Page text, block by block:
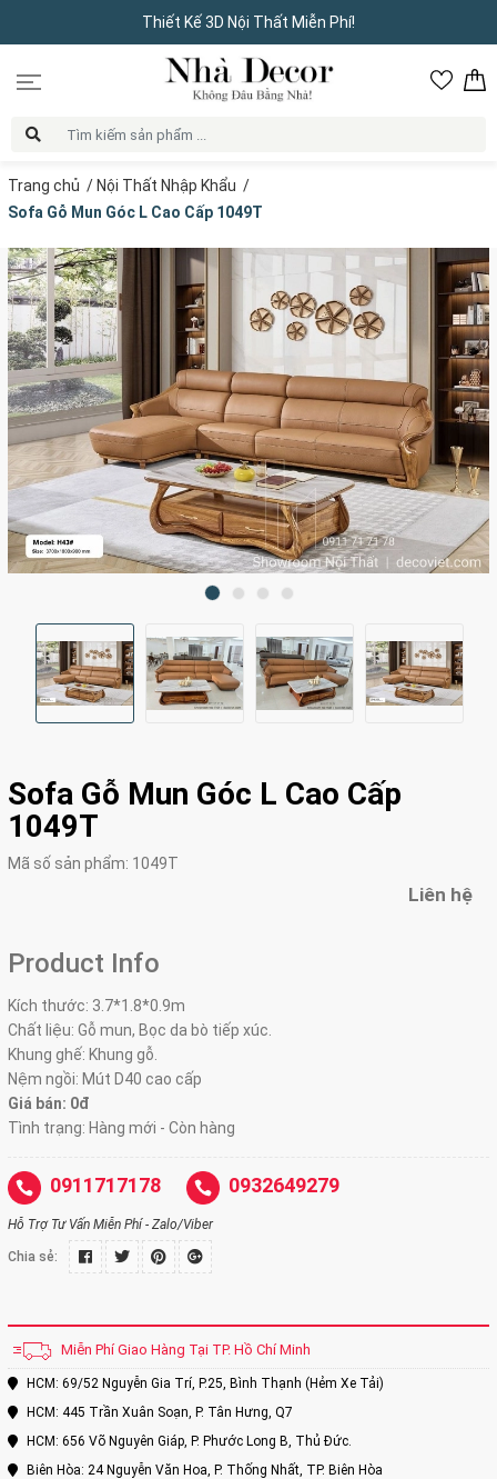
Thiết Kế 3D Nội Thất Miễn Phí!
Trang chủ / Nội Thất Nhập Khẩu /
Sofa Gỗ Mun Góc L Cao Cấp 1049T
Sofa Gỗ Mun Góc L Cao Cấp
1049T
Mã số sản phẩm: 1049T
Liên hệ
Product Info
Kích thước: 3.7*1.8*0.9m
Chất liệu: Gỗ mun, Bọc da bò tiếp xúc.
Khung ghế: Khung gỗ.
Nệm ngồi: Mút D40 cao cấp
Giá bán: 0đ
Tình trạng: Hàng mới - Còn hàng
0911717178 0932649279
Hỗ Trợ Tư Vấn Miễn Phí - Zalo/Viber
Chia sẻ:
Miễn Phí Giao Hàng Tại TP. Hồ Chí Minh
HCM: 69/52 Nguyễn Gia Trí, P.25, Bình Thạnh (Hẻm Xe Tải)
HCM: 445 Trần Xuân Soạn, P. Tân Hưng, Q7
HCM: 656 Võ Nguyên Giáp, P. Phước Long B, Thủ Đức.
Biên Hòa: 24 Nguyễn Văn Hoa, P. Thống Nhất, TP. Biên Hòa